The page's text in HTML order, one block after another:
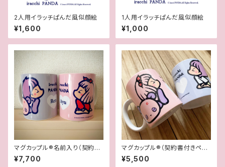
2人用イラッチぱんだ風似顔絵
¥1,600
1人用イラッチぱんだ風似顔絵
¥1,000
マグカップル®︎名前入り（契約書
付き世界に一つオリジナルペア
マグカップ）
¥7,700
マグカップル®︎（契約書付きペア
マグカップ）
¥5,500